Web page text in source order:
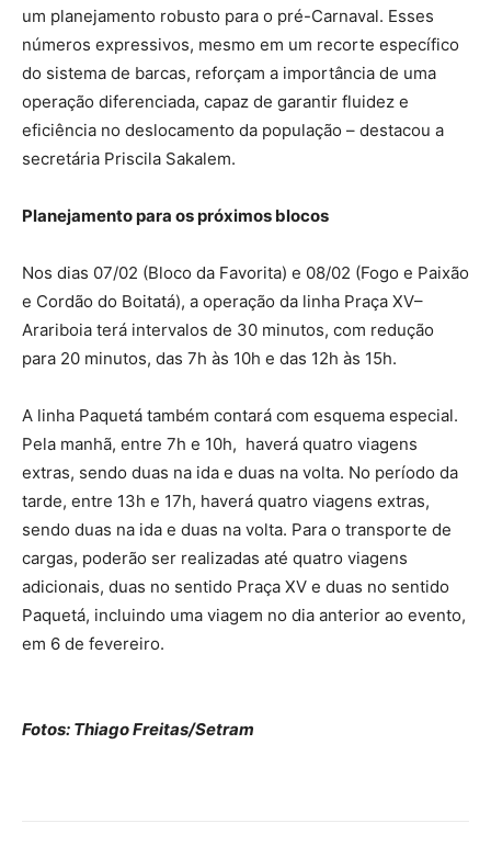
um planejamento robusto para o pré-Carnaval. Esses
números expressivos, mesmo em um recorte específico
do sistema de barcas, reforçam a importância de uma
operação diferenciada, capaz de garantir fluidez e
eficiência no deslocamento da população – destacou a
secretária Priscila Sakalem.
Planejamento para os próximos blocos
Nos dias 07/02 (Bloco da Favorita) e 08/02 (Fogo e Paixão
e Cordão do Boitatá), a operação da linha Praça XV–
Arariboia terá intervalos de 30 minutos, com redução
para 20 minutos, das 7h às 10h e das 12h às 15h.
A linha Paquetá também contará com esquema especial.
Pela manhã, entre 7h e 10h, haverá quatro viagens
extras, sendo duas na ida e duas na volta. No período da
tarde, entre 13h e 17h, haverá quatro viagens extras,
sendo duas na ida e duas na volta. Para o transporte de
cargas, poderão ser realizadas até quatro viagens
adicionais, duas no sentido Praça XV e duas no sentido
Paquetá, incluindo uma viagem no dia anterior ao evento,
em 6 de fevereiro.
Fotos: Thiago Freitas/Setram